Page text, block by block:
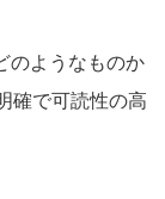
のようなものか
確で可読性の高